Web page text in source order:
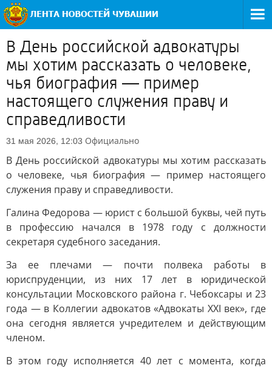
В День российской адвокатуры
мы хотим рассказать о человеке,
чья биография — пример
настоящего служения праву и
справедливости
31 мая 2026, 12:03 Официально
В День российской адвокатуры мы хотим рассказать
о человеке, чья биография — пример настоящего
служения праву и справедливости.
Галина Федорова — юрист с большой буквы, чей путь
в профессию начался в 1978 году с должности
секретаря судебного заседания.
За ее плечами — почти полвека работы в
юриспруденции, из них 17 лет в юридической
консультации Московского района г. Чебоксары и 23
года — в Коллегии адвокатов «Адвокаты XXI век», где
она сегодня является учредителем и действующим
членом.
В этом году исполняется 40 лет с момента, когда